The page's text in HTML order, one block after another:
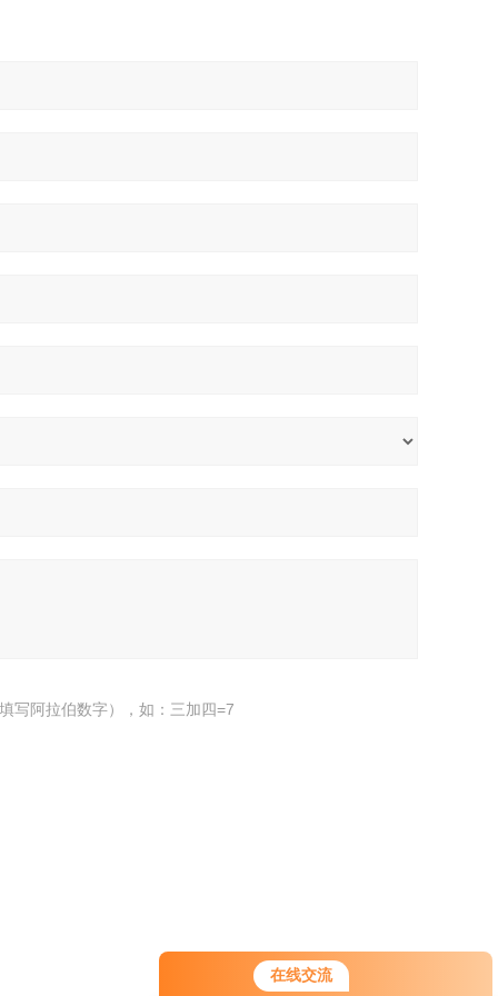
在线交流
写阿拉伯数字），如：三加四=7